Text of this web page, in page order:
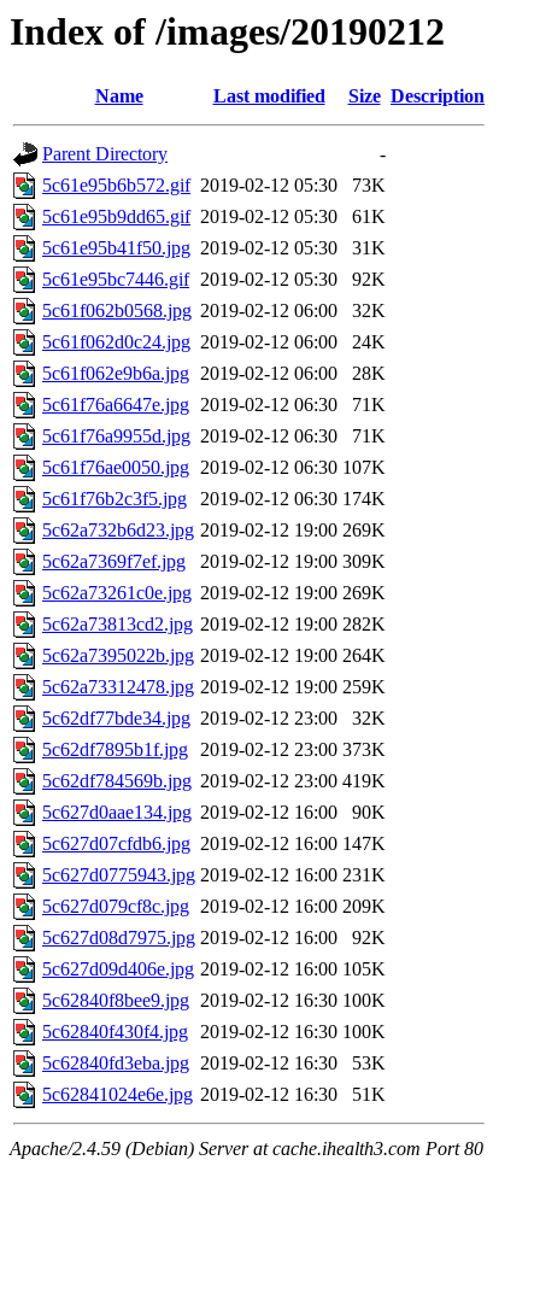
Index of /images/20190212
Name Last modified Size Description
Parent Directory
-
5c61e95b6b572.gif 2019-02-12 05:30
73K
5c61e95b9dd65.gif 2019-02-12 05:30
61K
5c61e95b41f50.jpg 2019-02-12 05:30
31K
5c61e95bc7446.gif 2019-02-12 05:30
92K
5c61f062b0568.jpg 2019-02-12 06:00
32K
5c61f062d0c24.jpg 2019-02-12 06:00
24K
5c61f062e9b6a.jpg 2019-02-12 06:00
28K
5c61f76a6647e.jpg 2019-02-12 06:30
71K
5c61f76a9955d.jpg 2019-02-12 06:30
71K
5c61f76ae0050.jpg 2019-02-12 06:30 107K
5c61f76b2c3f5.jpg
2019-02-12 06:30 174K
5c62a732b6d23.jpg 2019-02-12 19:00 269K
5c62a7369f7ef.jpg
2019-02-12 19:00 309K
5c62a73261c0e.jpg 2019-02-12 19:00 269K
5c62a73813cd2.jpg 2019-02-12 19:00 282K
5c62a7395022b.jpg 2019-02-12 19:00 264K
5c62a73312478.jpg 2019-02-12 19:00 259K
5c62df77bde34.jpg 2019-02-12 23:00
32K
5c62df7895b1f.jpg 2019-02-12 23:00 373K
5c62df784569b.jpg 2019-02-12 23:00 419K
5c627d0aae134.jpg 2019-02-12 16:00
90K
5c627d07cfdb6.jpg 2019-02-12 16:00 147K
5c627d0775943.jpg 2019-02-12 16:00 231K
5c627d079cf8c.jpg 2019-02-12 16:00 209K
5c627d08d7975.jpg 2019-02-12 16:00
92K
5c627d09d406e.jpg 2019-02-12 16:00 105K
5c62840f8bee9.jpg 2019-02-12 16:30 100K
5c62840f430f4.jpg 2019-02-12 16:30 100K
5c62840fd3eba.jpg 2019-02-12 16:30
53K
5c62841024e6e.jpg 2019-02-12 16:30 51K
Apache/2.4.59 (Debian) Server at cache.ihealth3.com Port 80